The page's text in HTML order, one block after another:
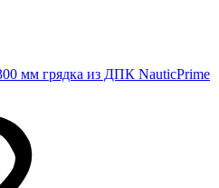
мм грядка из ДПК NauticPrime